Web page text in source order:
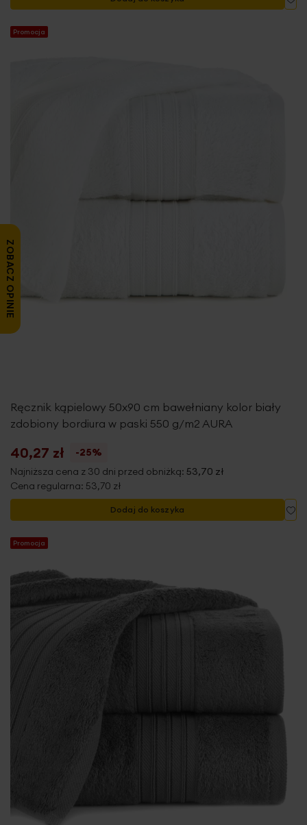
Promocja
Ręcznik kąpielowy 50x90 cm bawełniany kolor biały
zdobiony bordiura w paski 550 g/m2 AURA
40,27 zł
-25%
Najniższa cena z 30 dni przed obniżką: 53,70 zł
Cena regularna: 53,70 zł
Dodaj do koszyka
Promocja
ZOBACZ OPINIE